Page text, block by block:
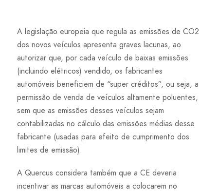
A legislação europeia que regula as emissões de CO2
dos novos veículos apresenta graves lacunas, ao
autorizar que, por cada veículo de baixas emissões
(incluindo elétricos) vendido, os fabricantes
automóveis beneficiem de “super créditos”, ou seja, a
permissão de venda de veículos altamente poluentes,
sem que as emissões desses veículos sejam
contabilizadas no cálculo das emissões médias desse
fabricante (usadas para efeito de cumprimento dos
limites de emissão).
A Quercus considera também que a CE deveria
incentivar as marcas automóveis a colocarem no